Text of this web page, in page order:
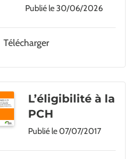
Publié le30/06/2026
Télécharger
L’éligibilité à la
PCH
Publié le07/07/2017